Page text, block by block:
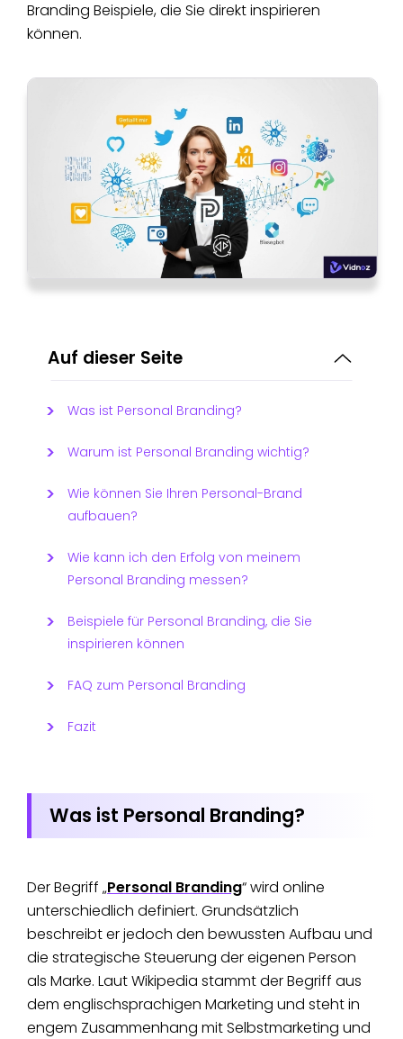
Branding Beispiele, die Sie direkt inspirieren
können.
Auf dieser Seite
Was ist Personal Branding?
Warum ist Personal Branding wichtig?
Wie können Sie Ihren Personal-Brand
aufbauen?
Wie kann ich den Erfolg von meinem
Personal Branding messen?
Beispiele für Personal Branding, die Sie
inspirieren können
FAQ zum Personal Branding
Fazit
Was ist Personal Branding?
Der Begriff „Personal Branding“ wird online
unterschiedlich definiert. Grundsätzlich
beschreibt er jedoch den bewussten Aufbau und
die strategische Steuerung der eigenen Person
als Marke. Laut Wikipedia stammt der Begriff aus
dem englischsprachigen Marketing und steht in
engem Zusammenhang mit Selbstmarketing und